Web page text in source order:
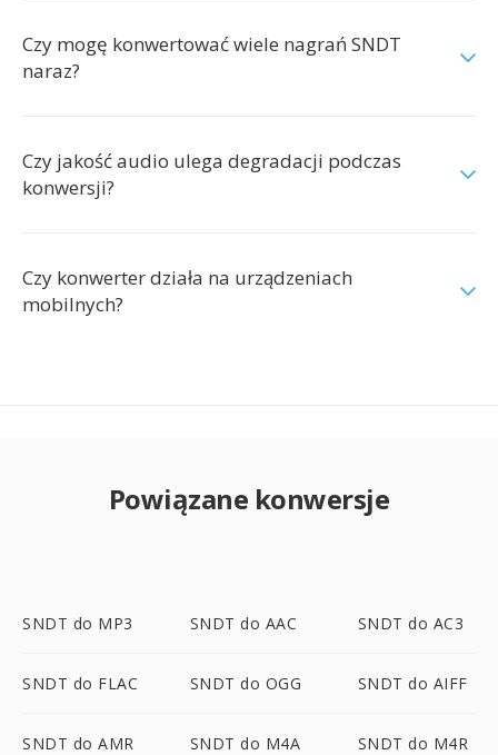
Czy mogę konwertować wiele nagrań SNDT
naraz?
Czy jakość audio ulega degradacji podczas
konwersji?
Czy konwerter działa na urządzeniach
mobilnych?
Powiązane konwersje
SNDT do MP3 SNDT do AAC SNDT do AC3
SNDT do FLAC SNDT do OGG SNDT do AIFF
SNDT do AMR SNDT do M4A SNDT do M4R